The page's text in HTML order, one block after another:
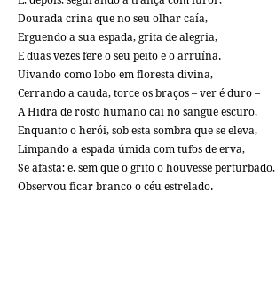
Dourada crina que no seu olhar caía,
Erguendo a sua espada, grita de alegria,
E duas vezes fere o seu peito e o arruína.
Uivando como lobo em floresta divina,
Cerrando a cauda, torce os braços – ver é duro –
A Hidra de rosto humano cai no sangue escuro,
Enquanto o herói, sob esta sombra que se eleva,
Limpando a espada úmida com tufos de erva,
Se afasta; e, sem que o grito o houvesse perturbado,
Observou ficar branco o céu estrelado.